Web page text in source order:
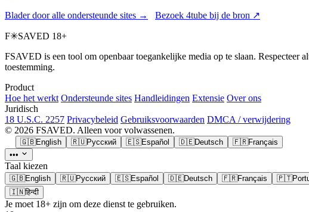
Blader door alle ondersteunde sites → Bezoek 4tube bij de bron ↗
F✳SAVED 18+
FSAVED is een tool om openbaar toegankelijke media op te slaan. Respecteer
toestemming.
Product
Hoe het werkt Ondersteunde sites Handleidingen Extensie Over ons
Juridisch
18 U.S.C. 2257 Privacybeleid Gebruiksvoorwaarden DMCA / verwijdering
© 2026 FSAVED. Alleen voor volwassenen.
🇬🇧English 🇷🇺Русский 🇪🇸Español 🇩🇪Deutsch 🇫🇷Français
•••
Taal kiezen
🇬🇧English 🇷🇺Русский 🇪🇸Español 🇩🇪Deutsch 🇫🇷Français 🇵🇹
🇮🇳हिन्दी
Je moet 18+ zijn om deze dienst te gebruiken.